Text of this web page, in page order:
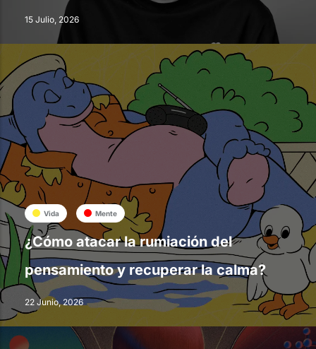
15 Julio, 2026
Vida Mente
¿Cómo atacar la rumiación del
pensamiento y recuperar la calma?
22 Junio, 2026